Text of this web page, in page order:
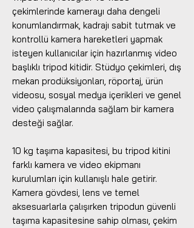
çekimlerinde kamerayı daha dengeli
konumlandırmak, kadrajı sabit tutmak ve
kontrollü kamera hareketleri yapmak
isteyen kullanıcılar için hazırlanmış video
başlıklı tripod kitidir. Stüdyo çekimleri, dış
mekan prodüksiyonları, röportaj, ürün
videosu, sosyal medya içerikleri ve genel
video çalışmalarında sağlam bir kamera
desteği sağlar.
10 kg taşıma kapasitesi, bu tripod kitini
farklı kamera ve video ekipmanı
kurulumları için kullanışlı hale getirir.
Kamera gövdesi, lens ve temel
aksesuarlarla çalışırken tripodun güvenli
taşıma kapasitesine sahip olması, çekim